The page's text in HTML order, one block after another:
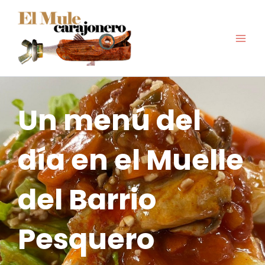
Un menú del
día en el Muelle
del Barrio
Pesquero